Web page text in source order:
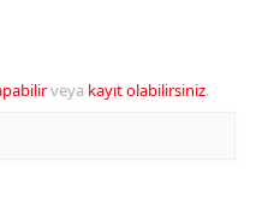
veya kayıt olabilirsiniz.